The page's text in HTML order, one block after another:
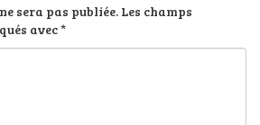
sera pas publiée. Les champs
avec*